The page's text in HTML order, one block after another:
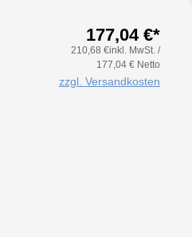
177,04 €*
210,68 €inkl. MwSt. /
177,04 € Netto
zzgl. Versandkosten